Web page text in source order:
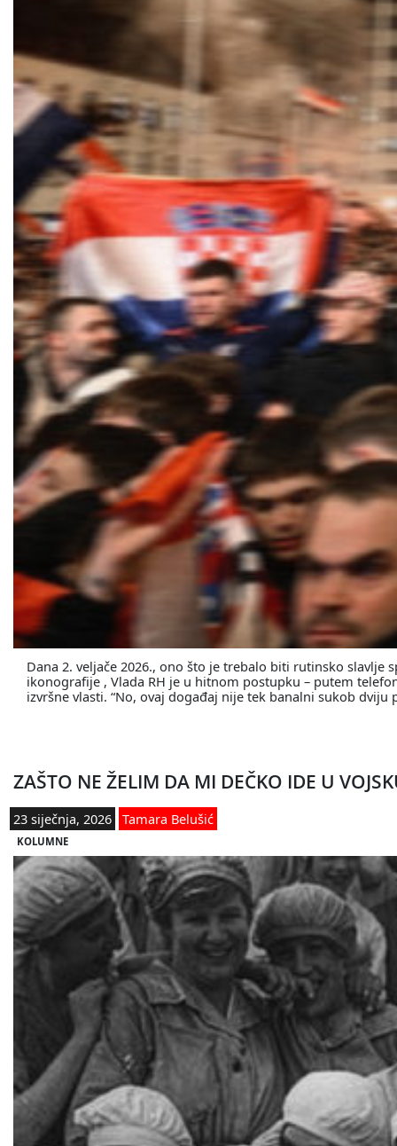
Dana 2. veljače 2026., ono što je trebalo biti rutinsko
ikonografije , Vlada RH je u hitnom postupku – putem
izvršne vlasti. “No, ovaj događaj nije tek banalni sukob
ZAŠTO NE ŽELIM DA MI DEČKO IDE U
23 siječnja, 2026 Tamara Belušić
KOLUMNE